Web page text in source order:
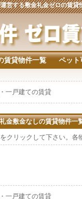
営する敷金礼金ゼロの賃貸
賃貸物件一覧 ペット
一戸建ての賃貸
金敷金なしの賃貸物件一
クリックして下さい。各
一戸建ての賃貸